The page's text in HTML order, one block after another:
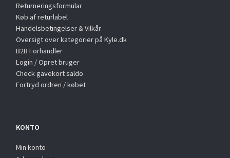
Returneringsformular
Køb af returlabel
Handelsbetingelser & Vilkår
Oversigt over kategorier på Kyle.dk
B2B Forhandler
Login / Opret bruger
Check gavekort saldo
Fortryd ordren / købet
KONTO
Min konto